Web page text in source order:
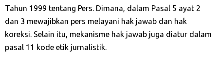
Tahun 1999 tentang Pers. Dimana, dalam Pasal 5 ayat 2
dan 3 mewajibkan pers melayani hak jawab dan hak
koreksi. Selain itu, mekanisme hak jawab juga diatur dalam
pasal 11 kode etik jurnalistik.